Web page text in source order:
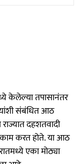
केलेल्या तपासानंतर
संबंधित आठ
दहशतवादी
करत होते. या आठ
एका मोठ्या